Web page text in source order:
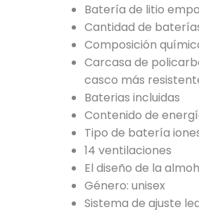
Batería de litio
Cantidad de
Composición
Carcasa de
casco más
Baterias incluidas
Contenido de
Tipo de batería
14 ventilaciones
El diseño de la
Género: unisex
Sistema de ajuste